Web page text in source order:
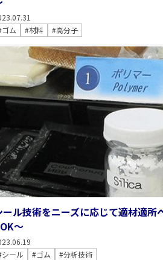
ム
#材料 #高分子
ール技術をニーズに応じて適材適所
～
シール
#ゴム #分析技術